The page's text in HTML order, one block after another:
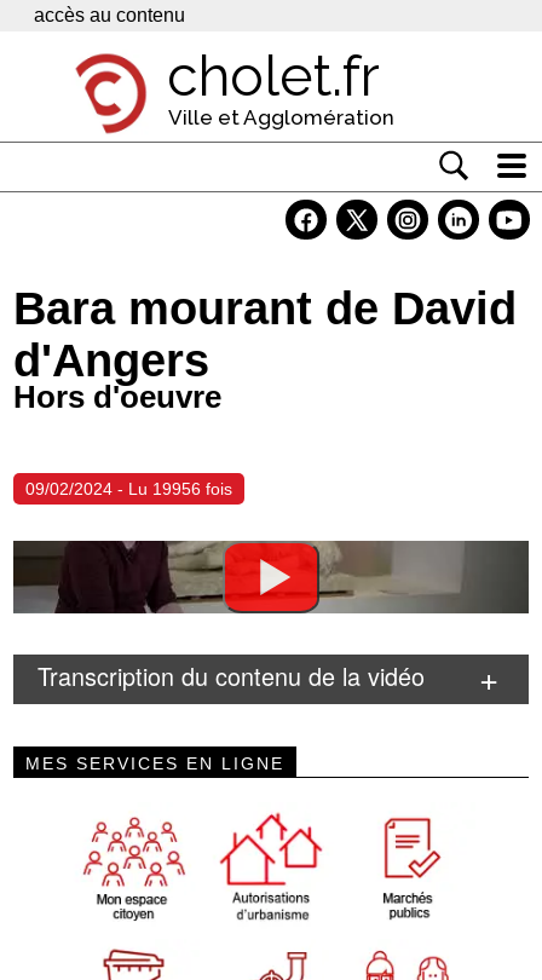
Panneau de gestion des cookies
accès au contenu
cholet.fr
Ville et Agglomération
Economie
Services
Contacts
Bara mourant de David
d'Angers
Hors d'oeuvre
09/02/2024 - Lu 19956 fois
Transcription du contenu de la vidéo
MES SERVICES EN LIGNE